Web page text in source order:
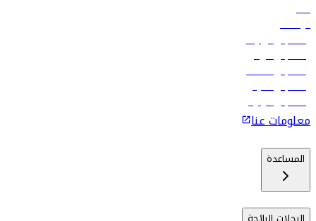
فنادق
الوظائف
رحلات إلى تبيليسي
رحلات إلى الرياض
رحلات إلى مسقط
رحلات إلى ماليه
رحلات إلى كولومبو
معلومات عنا
المساعدة